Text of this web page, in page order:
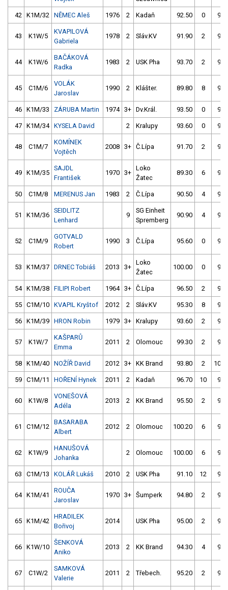
42 K1M/32 NĚMEC Aleš 1976 2 Kadaň 92.50 0
43 K1W/5
KVAPILOVÁ
Gabriela
1978 2 Sláv.KV 91.90 2
44 K1W/6
BAČÁKOVÁ
Radka
1983 2 USK Pha 93.70 2
45 C1M/6
VOLÁK
Jaroslav
1990 2 Klášter. 89.80 8
46 K1M/33 ZÁRUBA Martin 1974 3+ Dv.Král. 93.50 0
47 K1M/34 KYSELA David 2 Kralupy 93.60 0
48 C1M/7
KOMÍNEK
Vojtěch
2008 3+ Č.Lípa 91.70 2
49 K1M/35
SAJDL
František
1970 3+
Loko
Žatec
89.30 6
50 C1M/8 MERENUS Jan 1983 2 Č.Lípa 90.50 4
51 K1M/36
SEIDLITZ
Lenhard
9
SG Einheit
Spremberg
90.90 4
52 C1M/9
GOTVALD
Robert
1990 3 Č.Lípa 95.60 0
53 K1M/37 DRNEC Tobiáš 2013 3+
Loko
Žatec
100.00 0
54 K1M/38 FILIPI Robert 1964 3+ Č.Lípa 96.50 2
55 C1M/10 KVAPIL Kryštof 2012 2 Sláv.KV 95.30 8
56 K1M/39 HRON Robin 1979 3+ Kralupy 93.60 2
57 K1W/7
KAŠPARŮ
Emma
2011 2 Olomouc 99.30 2
58 K1M/40 NOŽÍŘ David 2012 3+ KK Brand 93.80 2
59 C1M/11 HOŘENÍ Hynek 2011 2 Kadaň 96.70 10
60 K1W/8
VONEŠOVÁ
Adéla
2013 2 KK Brand 95.50 2
61 C1M/12
BASARABA
Albert
2012 2 Olomouc 100.20 6
62 K1W/9
HANUŠOVÁ
Johanka
2 Olomouc 100.00 6
63 C1M/13 KOLÁŘ Lukáš 2010 2 USK Pha 91.10 12
64 K1M/41
ROUČA
Jaroslav
1970 3+ Šumperk 94.80 2
65 K1M/42
HRADILEK
Bořivoj
2014 USK Pha 95.00 2
66 K1W/10
ŠENKOVÁ
Aniko
2013 2 KK Brand 94.30 4
67 C1W/2
SAMKOVÁ
Valerie
2011 2 Třebech. 95.20 2